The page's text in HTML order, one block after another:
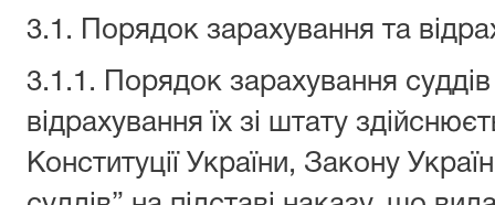
3.1. Порядок зарахування та
3.1.1. Порядок зарахування
відрахування їх зі штату
Конституції України, Закону